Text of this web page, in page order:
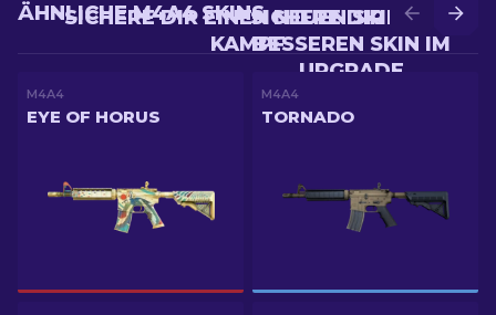
SICHERE DIR EINEN
BESSEREN SKIN IM
UPGRADE
SICHERE DIR EINEN NEUEN SKIN IM
KAMPF
ÄHNLICHE M4A4 SKINS
M4A4
EYE OF HORUS
M4A4
TORNADO